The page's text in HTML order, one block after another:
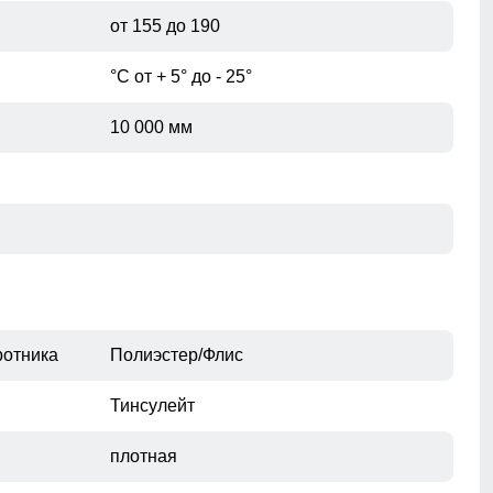
от 155 до 190
°С от + 5° до - 25°
10 000 мм
Полиэстер/Флис
Тинсулейт
плотная